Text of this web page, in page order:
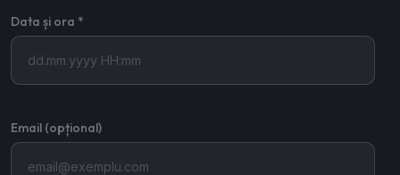
Data și ora *
Email (opțional)